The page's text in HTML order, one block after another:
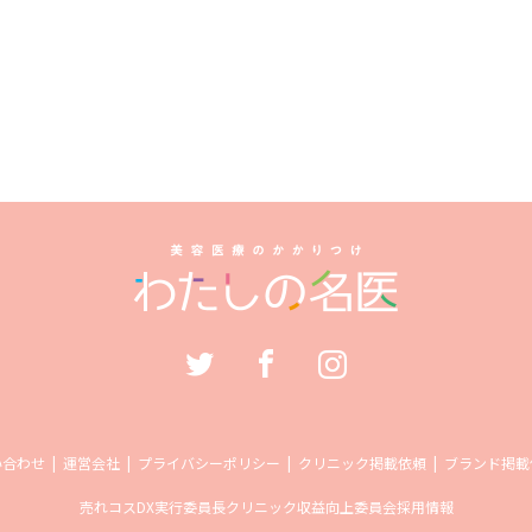
わせ 運営会社 プライバシーポリシー クリニック掲載依頼 ブランド掲
売れコスDX実行委員長クリニック収益向上委員会採用情報